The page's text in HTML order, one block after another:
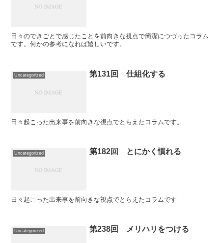
日々のできごとで感じたことを前向きな視点で簡潔につづったコラム
です。何かの参考になれば嬉しいです。
Uncategorized 第131回 仕組化する
日々起こった出来事を前向きな視点でとらえたコラムです。
Uncategorized 第182回 とにかく慣れる
日々起こった出来事を前向きな視点でとらえたコラムです
Uncategorized 第238回 メリハリをつける